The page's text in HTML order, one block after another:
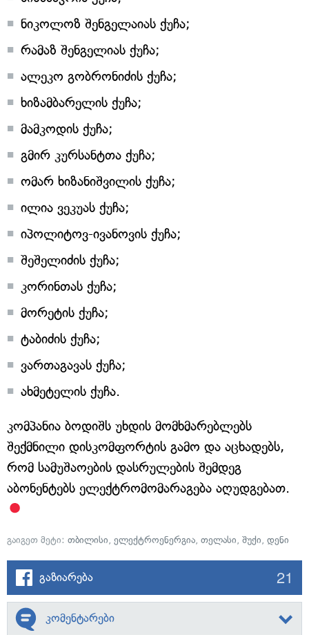
ნიკოლოზ შენგელაიას ქუჩა;
რამაზ შენგელიას ქუჩა;
ალეკო გობრონიძის ქუჩა;
ხიზამბარელის ქუჩა;
მამკოდის ქუჩა;
გმირ კურსანტთა ქუჩა;
ომარ ხიზანიშვილის ქუჩა;
ილია ვეკუას ქუჩა;
იპოლიტოვ-ივანოვის ქუჩა;
შეშელიძის ქუჩა;
კორინთას ქუჩა;
მორეტის ქუჩა;
ტაბიძის ქუჩა;
ვართაგავას ქუჩა;
ახმეტელის ქუჩა.
კომპანია ბოდიშს უხდის მომხმარებლებს
შექმნილი დისკომფორტის გამო და აცხადებს,
რომ სამუშაოების დასრულების შემდეგ
აბონენტებს ელექტრომომარაგება აღუდგებათ.
გაიგეთ მეტი: თბილისი, ელექტროენერგია, თელასი, შუქი, დენი
გაზიარება 21
კომენტარები